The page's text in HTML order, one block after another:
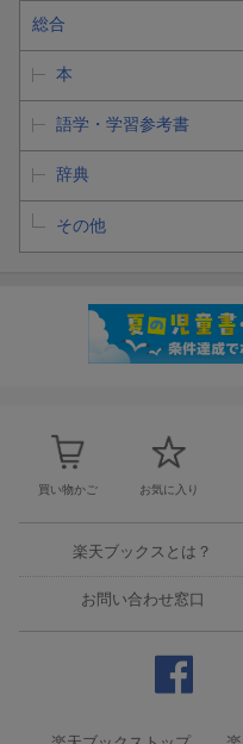
総合
本
語学・学習参考書
辞典
その他
買い物かご お気に入り
楽天ブックスとは？
お問い合わせ窓口